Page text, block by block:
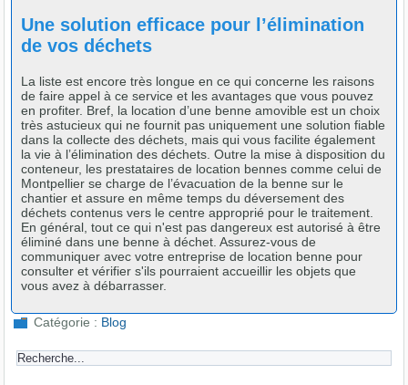
Une solution efficace pour l’élimination
de vos déchets
La liste est encore très longue en ce qui concerne les raisons
de faire appel à ce service et les avantages que vous pouvez
en profiter. Bref, la location d’une benne amovible est un choix
très astucieux qui ne fournit pas uniquement une solution fiable
dans la collecte des déchets, mais qui vous facilite également
la vie à l’élimination des déchets. Outre la mise à disposition du
conteneur, les prestataires de location bennes comme celui de
Montpellier se charge de l’évacuation de la benne sur le
chantier et assure en même temps du déversement des
déchets contenus vers le centre approprié pour le traitement.
En général, tout ce qui n'est pas dangereux est autorisé à être
éliminé dans une benne à déchet. Assurez-vous de
communiquer avec votre entreprise de location benne pour
consulter et vérifier s'ils pourraient accueillir les objets que
vous avez à débarrasser.
Catégorie : Blog